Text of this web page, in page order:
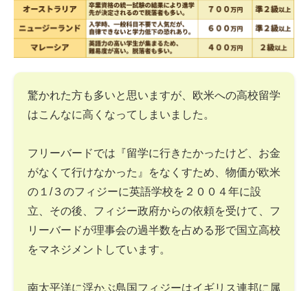
驚かれた方も多いと思いますが、欧米への高校留学
はこんなに高くなってしまいました。
フリーバードでは『留学に行きたかったけど、お金
がなくて行けなかった』をなくすため、物価が欧米
の１/３のフィジーに英語学校を２００４年に設
立、その後、フィジー政府からの依頼を受けて、フ
リーバードが理事会の過半数を占める形で国立高校
をマネジメントしています。
南太平洋に浮かぶ島国フィジーはイギリス連邦に属